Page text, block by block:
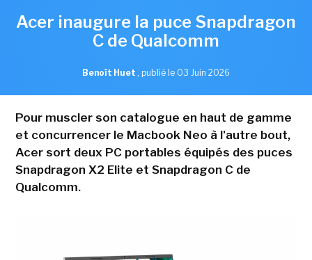
Acer inaugure la puce Snapdragon
C de Qualcomm
Benoît Huet , publié le 03 Juin 2026
Pour muscler son catalogue en haut de gamme
et concurrencer le Macbook Neo à l'autre bout,
Acer sort deux PC portables équipés des puces
Snapdragon X2 Elite et Snapdragon C de
Qualcomm.